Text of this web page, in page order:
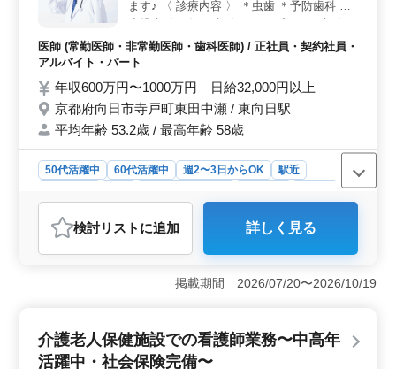
ます♪ 〈 診療内容 〉 ＊虫歯 ＊予防歯科 ＊
審美歯科 〈 特徴 〉 ＊年間休日123日 ＊週
休2日◎ ＊50代、60代の方歓迎！ ＊通勤手
員として仕事に取り組んで下さる方、 患者
さんとのコミュニケーションを大事にして下
さる方を募集しております。是非ご応募お待
ちしております！
医師 (常勤医師・非常勤医師・歯科医師) / 正社員・契約社員・
アルバイト・パート
年収600万円〜1000万円 日給32,000円以上
京都府向日市寺戸町東田中瀬 / 東向日駅
平均年齢 53.2歳 / 最高年齢 58歳
50代活躍中 60代活躍中 週2〜3日からOK
駅近
おすすめポイント
＜ベテラン歯科医師募集＞ 50代以上のベテラン歯科医
師を積極的に募集中！虫歯から矯正歯科まで様々な診療
に携わり、経験豊富な方を歓迎します。コミュニケーシ
週休2日制でメリハリある働き方。通勤手当実費支給、駅
近徒歩2分で通勤も便利。残業はほぼなく、ゆとりを持っ
検討リスト に追加 詳しく見る
掲載期間 2026/07/20〜2026/10/19
介護老人保健施設での看護師業務〜中高年
活躍中・社会保険完備〜